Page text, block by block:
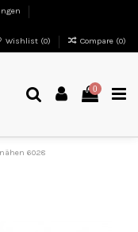
Wishlist (0) Compare (0)
0
6028